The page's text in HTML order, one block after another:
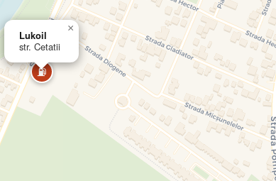
⛽
Lukoil
str. Cetatii
×